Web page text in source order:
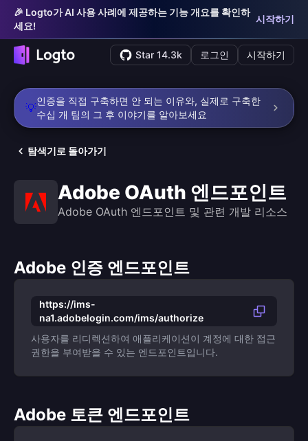
🎉 Logto가 AI 사용 사례에 제공하는 기능 개요를 확인하
세요!
시작하기
Star 14.3k 로그인 시작하기
💡
인증을 직접 구축하면 안 되는 이유와, 실제로 구축한
수십 개 팀의 그 후 이야기를 알아보세요
탐색기로 돌아가기
Adobe OAuth 엔드포인트
Adobe OAuth 엔드포인트 및 관련 개발 리소스
Adobe 인증 엔드포인트
https://ims-
na1.adobelogin.com/ims/authorize
사용자를 리디렉션하여 애플리케이션이 계정에 대한 접근
권한을 부여받을 수 있는 엔드포인트입니다.
Adobe 토큰 엔드포인트